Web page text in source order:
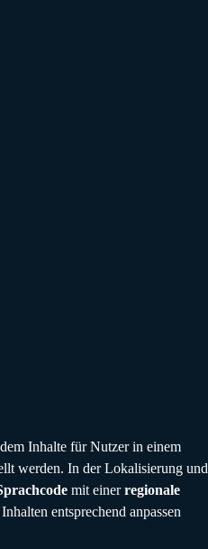
Inhalte für Nutzer in einem
werden. In der Lokalisierung und
mit einerregionale
entsprechend anpassen